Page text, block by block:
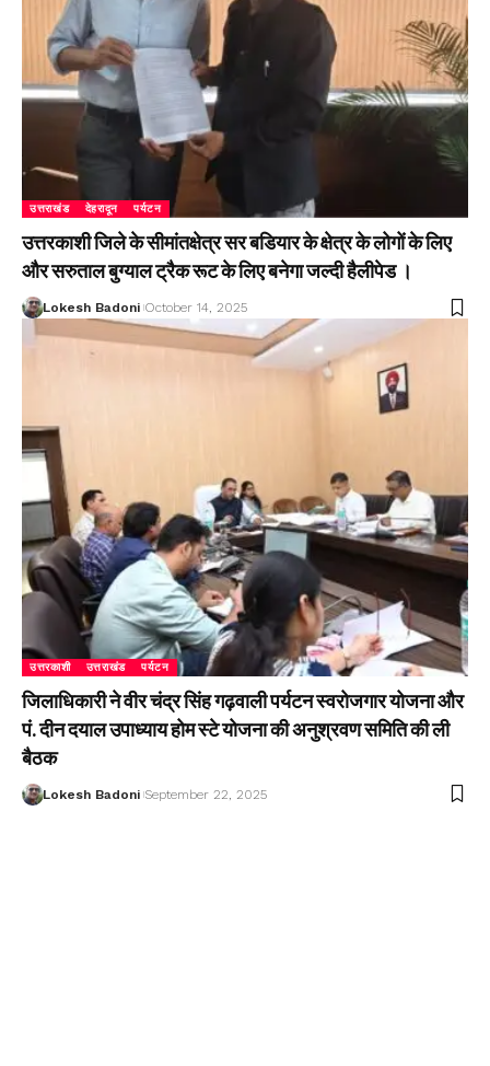
उत्तराखंड देहरादून पर्यटन
उत्तरकाशी जिले के सीमांतक्षेत्र सर बडियार के क्षेत्र के लोगों के लिए
और सरुताल बुग्याल ट्रैक रूट के लिए बनेगा जल्दी हैलीपेड ।
Lokesh Badoni October 14, 2025
उत्तरकाशी उत्तराखंड पर्यटन
जिलाधिकारी ने वीर चंद्र सिंह गढ़वाली पर्यटन स्वरोजगार योजना और
पं. दीन दयाल उपाध्याय होम स्टे योजना की अनुश्रवण समिति की ली
बैठक
Lokesh Badoni September 22, 2025